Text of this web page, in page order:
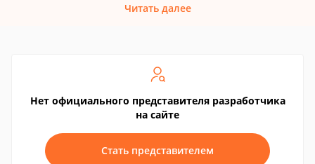
Читать далее
Нет официального представителя разработчика
на сайте
Стать представителем